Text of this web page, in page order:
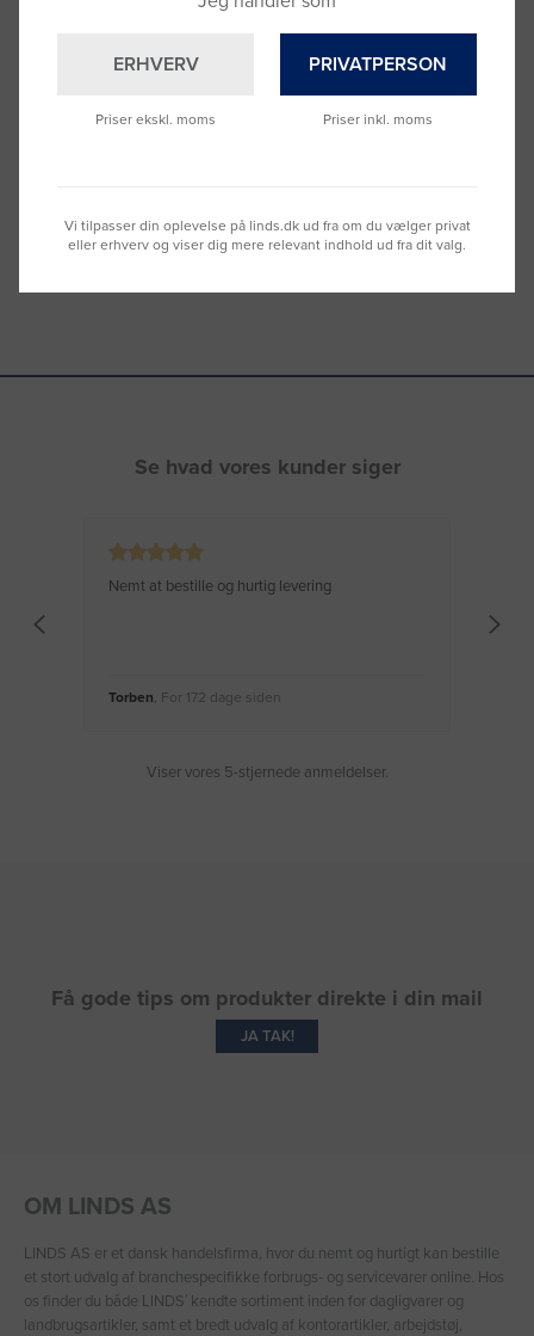
Ring til os på
9992 0233
Se hvad vores kunder siger
Nemt at bestille og hurtig levering
Torben , For 172 dage siden
Viser vores 5-stjernede anmeldelser.
Få gode tips om produkter direkte i din mail
JA TAK!
OM LINDS AS
LINDS AS er et dansk handelsfirma, hvor du nemt og hurtigt kan bestille
et stort udvalg af branchespecifikke forbrugs- og servicevarer online. Hos
os finder du både LINDS′ kendte sortiment inden for dagligvarer og
landbrugsartikler, samt et bredt udvalg af kontorartikler, arbejdstøj,
ERHVERV
Priser ekskl. moms
PRIVATPERSON
Priser inkl. moms
Vi tilpasser din oplevelse på linds.dk ud fra om du vælger privat
eller erhverv og viser dig mere relevant indhold ud fra dit valg.